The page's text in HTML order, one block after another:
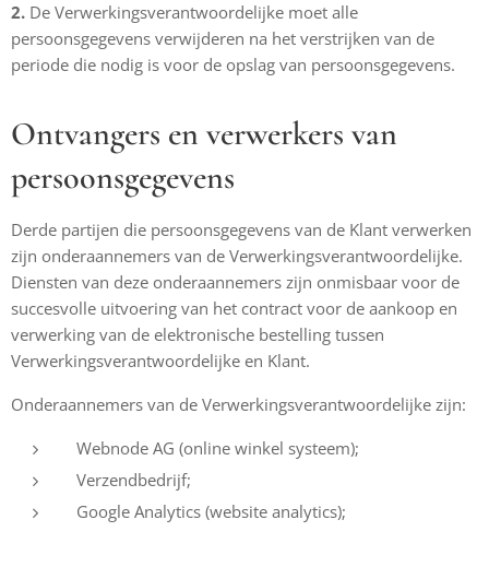
2. De Verwerkingsverantwoordelijke moet alle
persoonsgegevens verwijderen na het verstrijken van de
periode die nodig is voor de opslag van persoonsgegevens.
Ontvangers en verwerkers van
persoonsgegevens
Derde partijen die persoonsgegevens van de Klant verwerken
zijn onderaannemers van de Verwerkingsverantwoordelijke.
Diensten van deze onderaannemers zijn onmisbaar voor de
succesvolle uitvoering van het contract voor de aankoop en
verwerking van de elektronische bestelling tussen
Verwerkingsverantwoordelijke en Klant.
Onderaannemers van de Verwerkingsverantwoordelijke zijn:
Webnode AG (online winkel systeem);
Verzendbedrijf;
Google Analytics (website analytics);